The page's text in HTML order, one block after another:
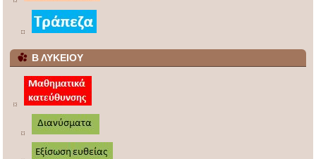
Β ΛΥΚΕΙΟΥ